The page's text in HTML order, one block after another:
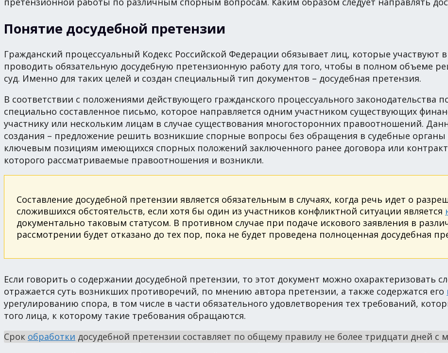
Понятие досудебной претензии
Гражданский процессуальный Кодекс Российской Федерации обязывает лиц, которые участвуют
проводить обязательную досудебную претензионную работу для того, чтобы в полном объеме
суд. Именно для таких целей и создан специальный тип документов – досудебная претензия.
В соответствии с положениями действующего гражданского процессуального законодательства
специально составленное письмо, которое направляется одним участником существующих
участнику или нескольким лицам в случае существования многосторонних правоотношений.
создания – предложение решить возникшие спорные вопросы без обращения в судебные органы
ключевым позициям имеющихся спорных положений заключенного ранее договора или
которого рассматриваемые правоотношения и возникли.
Составление досудебной претензии является обязательным в случаях, когда речь идет о
сложившихся обстоятельств, если хотя бы один из участников конфликтной ситуации является
документально таковым статусом. В противном случае при подаче искового заявления в
рассмотрении будет отказано до тех пор, пока не будет проведена полноценная досудебная
Если говорить о содержании досудебной претензии, то этот документ можно охарактеризовать
отражается суть возникших противоречий, по мнению автора претензии, а также содержатся его
урегулированию спора, в том числе в части обязательного удовлетворения тех требований,
того лица, к которому такие требования обращаются.
Срок обработки досудебной претензии составляет по общему правилу не более тридцати дней с